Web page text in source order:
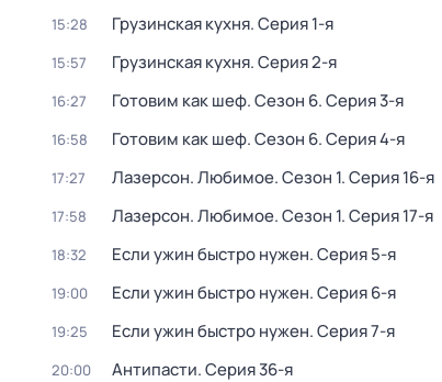
15:28 Грузинская кухня. Серия 1-я
15:57 Грузинская кухня. Серия 2-я
16:27 Готовим как шеф. Сезон 6. Серия 3-я
16:58 Готовим как шеф. Сезон 6. Серия 4-я
17:27 Лазерсон. Любимое. Сезон 1. Серия 16-я
17:58 Лазерсон. Любимое. Сезон 1. Серия 17-я
18:32 Если ужин быстро нужен. Серия 5-я
19:00 Если ужин быстро нужен. Серия 6-я
19:25 Если ужин быстро нужен. Серия 7-я
20:00 Антипасти. Серия 36-я